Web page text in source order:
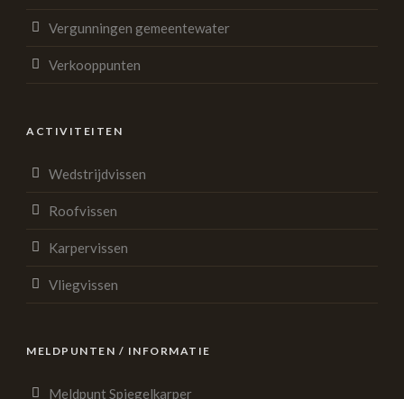
Vergunningen gemeentewater
Verkooppunten
ACTIVITEITEN
Wedstrijdvissen
Roofvissen
Karpervissen
Vliegvissen
MELDPUNTEN / INFORMATIE
Meldpunt Spiegelkarper